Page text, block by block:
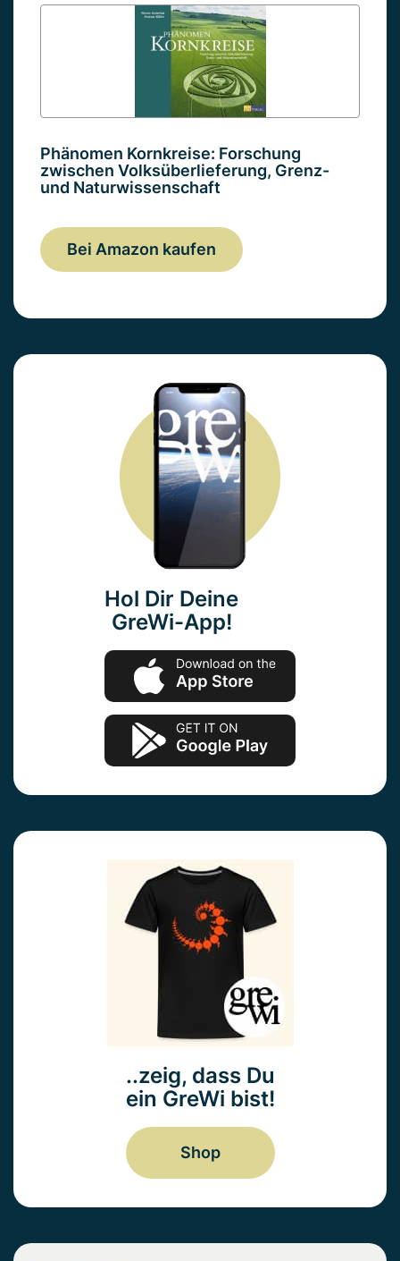
Phänomen Kornkreise: Forschung
zwischen Volksüberlieferung, Grenz-
und Naturwissenschaft
Bei Amazon kaufen
Hol Dir Deine
GreWi-App!
..zeig, dass Du
ein GreWi bist!
Shop